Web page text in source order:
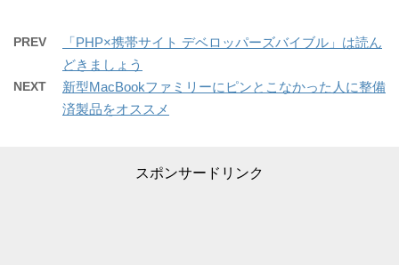
PREV
「PHP×携帯サイト デベロッパーズバイブル」は読ん
どきましょう
NEXT
新型MacBookファミリーにピンとこなかった人に整備
済製品をオススメ
スポンサードリンク